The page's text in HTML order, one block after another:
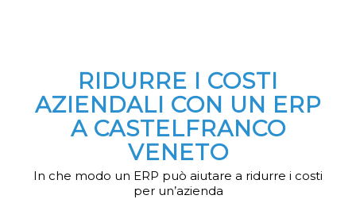
RIDURRE I COSTI
AZIENDALI CON UN ERP
A CASTELFRANCO
VENETO
In che modo un ERP può aiutare a ridurre i costi
per un’azienda